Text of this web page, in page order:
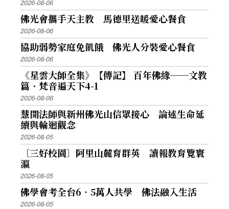
2026-08-06
佛光會攜手天主教 馬德里送暖愛心餐食
2026-08-06
協助弱勢家庭免飢餓 佛光人分裝愛心餐食
2026-08-06
《星雲大師全集》【傳記】 百年佛緣──文教
篇．梵音遍天下4-1
2026-08-06
慧開法師與新州佛光山信眾接心 論述生命延
續與輪迴觀念
2026-08-05
〔三好校園〕阿里山麓育群英 讀報教育覽寰
瀛
2026-08-05
佛學會考全台6‧5萬人共學 佛法融入生活
2026-08-05